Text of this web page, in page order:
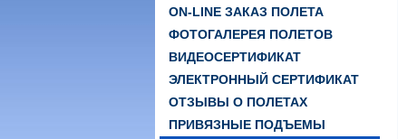
ON-LINE ЗАКАЗ ПОЛЕТА
ФОТОГАЛЕРЕЯ ПОЛЕТОВ
ВИДЕОСЕРТИФИКАТ
ЭЛЕКТРОННЫЙ СЕРТИФИКАТ
ОТЗЫВЫ О ПОЛЕТАХ
ПРИВЯЗНЫЕ ПОДЪЕМЫ